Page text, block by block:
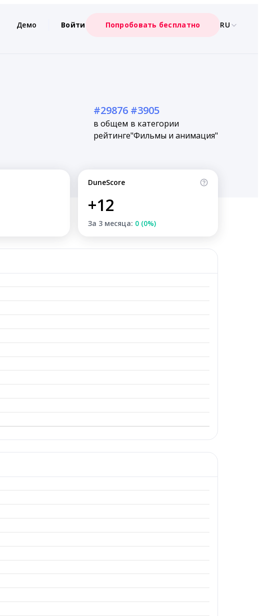
Демо Войти Попробовать бесплатно RU
#29876
в общем
рейтинге
#3905
в категории
"Фильмы и анимация"
DuneScore
+12
За 3 месяца: 0 (0%)